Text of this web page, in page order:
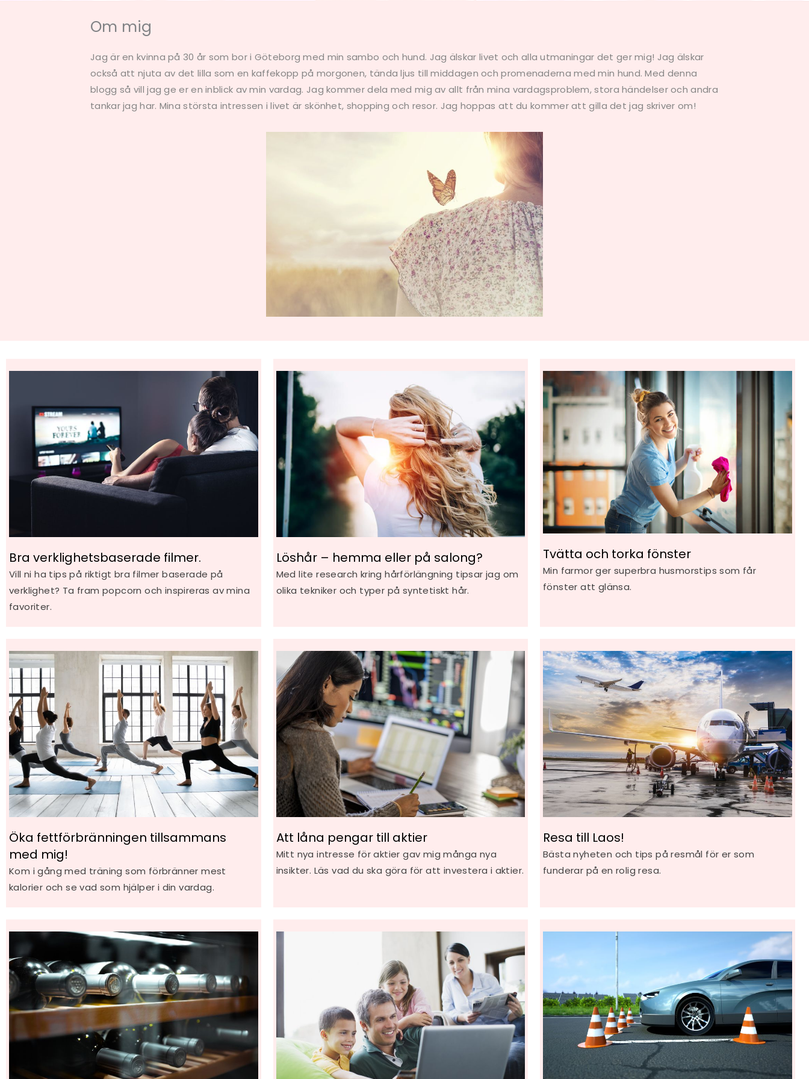
Om mig
Jag är en kvinna på 30 år som bor i Göteborg med min sambo och hund. Jag älskar livet och alla utmaningar det ger mig! Jag älskar
också att njuta av det lilla som en kaffekopp på morgonen, tända ljus till middagen och promenaderna med min hund. Med denna
blogg så vill jag ge er en inblick av min vardag. Jag kommer dela med mig av allt från mina vardagsproblem, stora händelser och andra
tankar jag har. Mina största intressen i livet är skönhet, shopping och resor. Jag hoppas att du kommer att gilla det jag skriver om!
Bra verklighetsbaserade filmer.
Vill ni ha tips på riktigt bra filmer baserade på
verklighet? Ta fram popcorn och inspireras av mina
favoriter.
Löshår – hemma eller på salong?
Med lite research kring hårförlängning tipsar jag om
olika tekniker och typer på syntetiskt hår.
Tvätta och torka fönster
Min farmor ger superbra husmorstips som får
fönster att glänsa.
Öka fettförbränningen tillsammans
med mig!
Kom i gång med träning som förbränner mest
kalorier och se vad som hjälper i din vardag.
Att låna pengar till aktier
Mitt nya intresse för aktier gav mig många nya
insikter. Läs vad du ska göra för att investera i aktier.
Resa till Laos!
Bästa nyheten och tips på resmål för er som
funderar på en rolig resa.